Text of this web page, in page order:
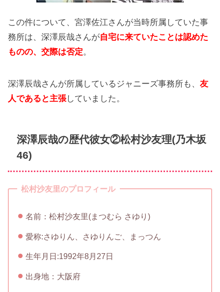
この件について、宮澤佐江さんが当時所属していた事
務所は、深澤辰哉さんが自宅に来ていたことは認めた
ものの、交際は否定。
深澤辰哉さんが所属しているジャニーズ事務所も、友
人であると主張していました。
深澤辰哉の歴代彼女②松村沙友理(乃木坂
46)
松村沙友里のプロフィール
名前：松村沙友里(まつむら さゆり)
愛称:さゆりん、さゆりんご、まっつん
生年月日:1992年8月27日
出身地：大阪府